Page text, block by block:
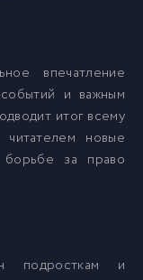
впечатление
и важным
итог всему
новые
за право
подросткам и